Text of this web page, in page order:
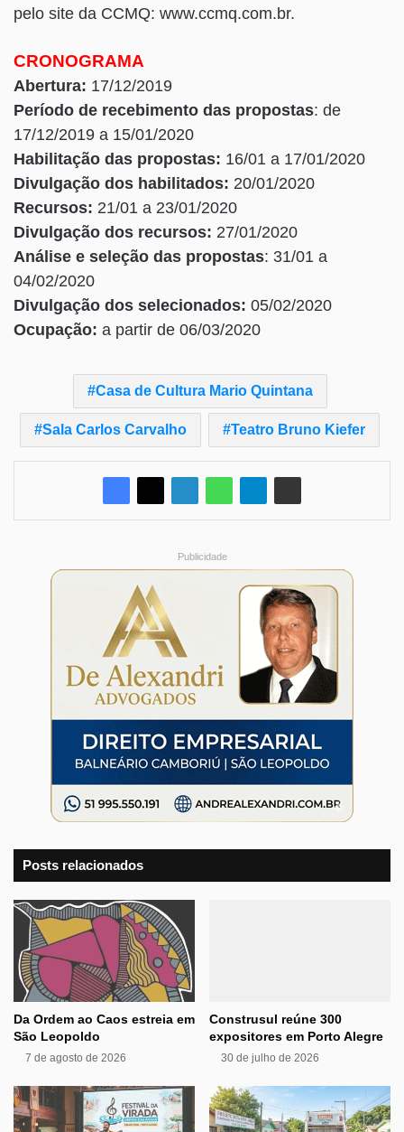
pelo site da CCMQ: www.ccmq.com.br.
CRONOGRAMA
Abertura: 17/12/2019
Período de recebimento das propostas: de
17/12/2019 a 15/01/2020
Habilitação das propostas: 16/01 a 17/01/2020
Divulgação dos habilitados: 20/01/2020
Recursos: 21/01 a 23/01/2020
Divulgação dos recursos: 27/01/2020
Análise e seleção das propostas: 31/01 a
04/02/2020
Divulgação dos selecionados: 05/02/2020
Ocupação: a partir de 06/03/2020
Casa de Cultura Mario Quintana
Sala Carlos Carvalho Teatro Bruno Kiefer
Publicidade
Posts relacionados
Da Ordem ao Caos estreia em
São Leopoldo
7 de agosto de 2026
Construsul reúne 300
expositores em Porto Alegre
30 de julho de 2026